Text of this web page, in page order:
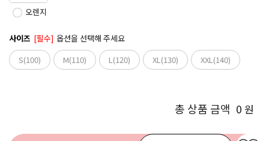
오렌지
사이즈 [필수] 옵션을 선택해 주세요
S(100)
M(110) L(120) XL(130) XXL(140)
총 상품 금액 0 원